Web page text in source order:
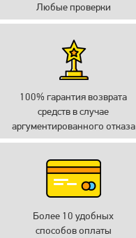
Любые проверки
100% гарантия возврата
средств в случае
аргументированного отказа
Более 10 удобных
способов оплаты